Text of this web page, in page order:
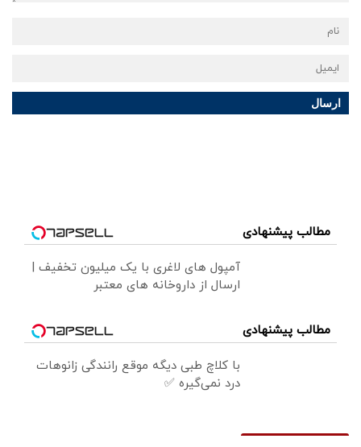
ارسال
مطالب پیشنهادی
آمپول های لاغری با یک میلیون تخفیف |
ارسال از داروخانه های معتبر
مطالب پیشنهادی
با کلاچ طبی دیگه موقع رانندگی زانوهات
درد نمی‌گیره ✅